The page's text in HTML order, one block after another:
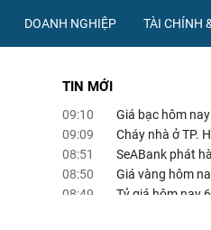
DOANH NGHIỆP TÀI CHÍNH
TIN MỚI
09:10
Giá bạc hôm
09:09
Cháy nhà ở TP.
08:51
SeABank phát
08:50
Giá vàng hôm
08:49
Tỷ giá hôm nay